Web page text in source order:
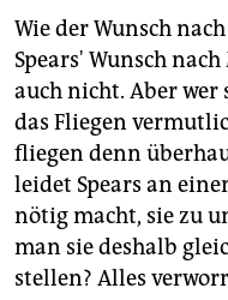
Wie der Wunsch
Spears' Wunsch
auch nicht. Aber wer
das Fliegen
fliegen denn
leidet Spears an
nötig macht, sie zu
man sie deshalb
stellen? Alles